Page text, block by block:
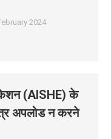
2024
(AISHE) के
अपलोड न करने